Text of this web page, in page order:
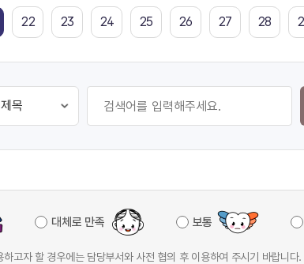
22 23 24 25 26 27 28
대체로 만족 보통
고자 할 경우에는 담당부서와 사전 협의 후 이용하여 주시기 바랍니다.